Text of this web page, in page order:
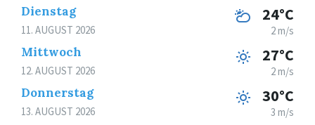
Dienstag
11. AUGUST 2026
24°C
2 m/s
Mittwoch
12. AUGUST 2026
27°C
2 m/s
Donnerstag
13. AUGUST 2026
30°C
3 m/s